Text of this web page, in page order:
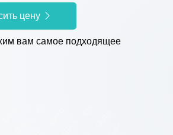
цену
вам самое подходящее